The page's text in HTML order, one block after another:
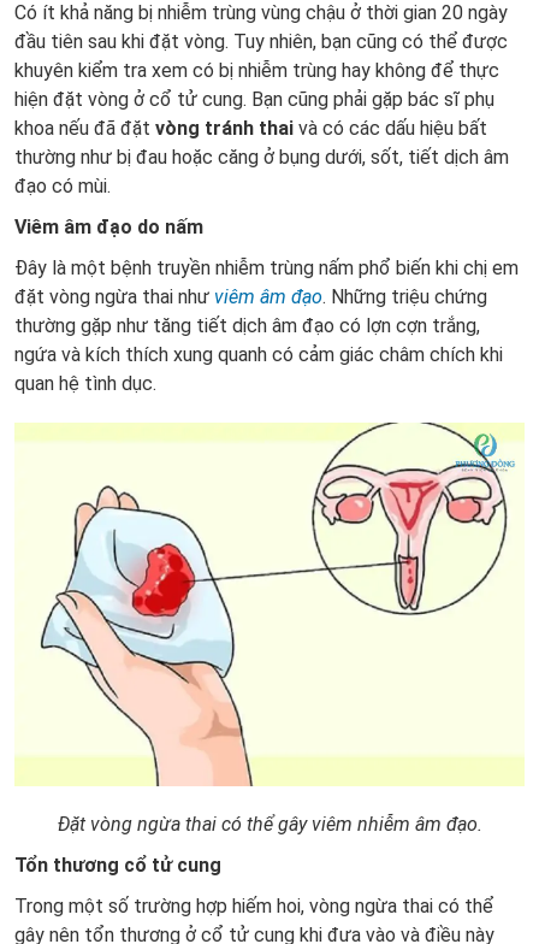
Có ít khả năng bị nhiễm trùng vùng chậu ở thời gian 20 ngày
đầu tiên sau khi đặt vòng. Tuy nhiên, bạn cũng có thể được
khuyên kiểm tra xem có bị nhiễm trùng hay không để thực
hiện đặt vòng ở cổ tử cung. Bạn cũng phải gặp bác sĩ phụ
khoa nếu đã đặt vòng tránh thai và có các dấu hiệu bất
thường như bị đau hoặc căng ở bụng dưới, sốt, tiết dịch âm
đạo có mùi.
Viêm âm đạo do nấm
Đây là một bệnh truyền nhiễm trùng nấm phổ biến khi chị em
đặt vòng ngừa thai như viêm âm đạo. Những triệu chứng
thường gặp như tăng tiết dịch âm đạo có lợn cợn trắng,
ngứa và kích thích xung quanh có cảm giác châm chích khi
quan hệ tình dục.
Đặt vòng ngừa thai có thể gây viêm nhiễm âm đạo.
Tổn thương cổ tử cung
Trong một số trường hợp hiếm hoi, vòng ngừa thai có thể
gây nên tổn thương ở cổ tử cung khi đưa vào và điều này
ĐĂNG KÝ TƯ VẤN MIỄN PHÍ !